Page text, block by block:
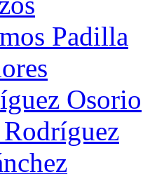
Padilla
Osorio